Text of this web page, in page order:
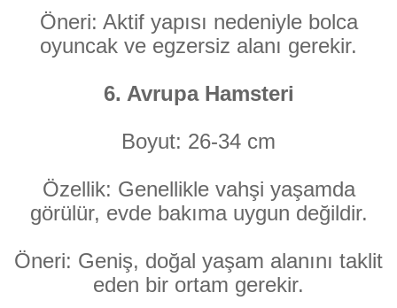
Öneri: Aktif yapısı nedeniyle bolca
oyuncak ve egzersiz alanı gerekir.
6. Avrupa Hamsteri
Boyut: 26-34 cm
Özellik: Genellikle vahşi yaşamda
görülür, evde bakıma uygun değildir.
Öneri: Geniş, doğal yaşam alanını taklit
eden bir ortam gerekir.